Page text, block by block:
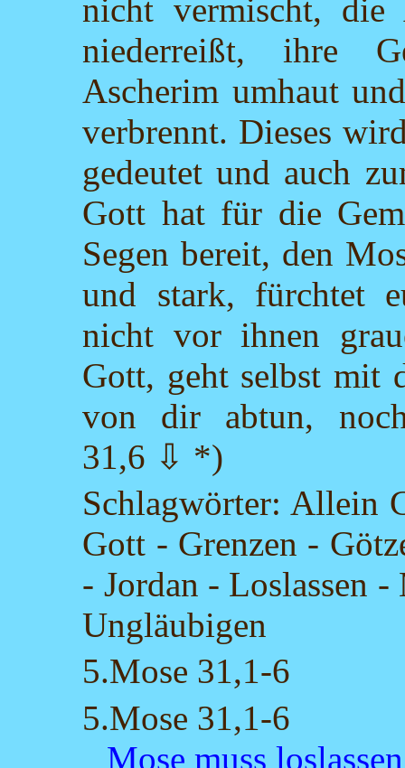
nicht vermischt, die
niederreißt, ihre
Ascherim umhaut
verbrennt. Dieses
gedeutet und auch
Gott hat für die
Segen bereit, den
und stark, fürchtet
nicht vor ihnen
Gott, geht selbst mit
von dir abtun,
31,6 ⇩ *)
Schlagwörter: Allein
Gott - Grenzen -
- Jordan - Loslassen
Ungläubigen
5.Mose 31,1-6
5.Mose 31,1-6
Mose muss loslassen